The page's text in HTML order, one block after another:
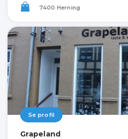
7400 Herning
Se profil
Grapeland